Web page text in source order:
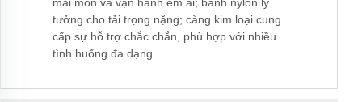
tưởng cho tải trọng nặng; càng kim loại cung
cấp sự hỗ trợ chắc chắn, phù hợp với nhiều
tình huống đa dạng.